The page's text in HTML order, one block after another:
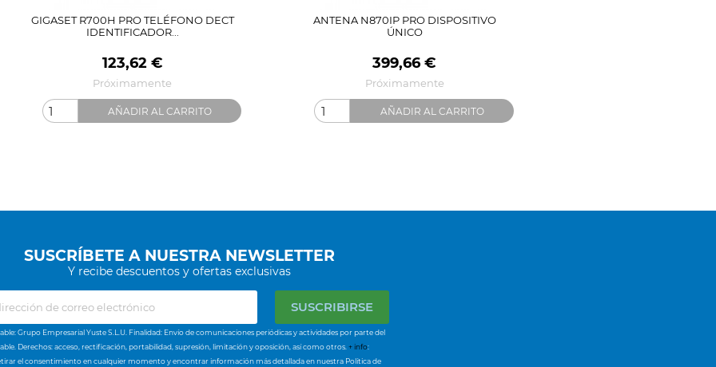
GIGASET R700H PRO TELÉFONO DECT
IDENTIFICADOR...
Precio
123,62 €
Próximamente
AÑADIR AL CARRITO
ANTENA N870IP PRO DISPOSITIVO
ÚNICO
Precio
399,66 €
Próximamente
AÑADIR AL CARRITO
SUSCRÍBETE A NUESTRA NEWSLETTER
Y recibe descuentos y ofertas exclusivas
Grupo Empresarial Yuste S.L.U. Finalidad: Envío de comunicaciones periódicas y actividades por parte del
Derechos: acceso, rectificación, portabilidad, supresión, limitación y oposición, así como otros.+ info:
el consentimiento en cualquier momento y encontrar información más detallada en nuestra Política de